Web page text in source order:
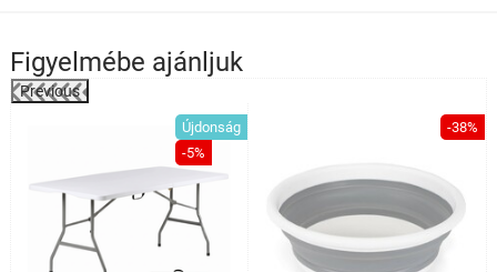
Figyelmébe ajánljuk
Previous
Újdonság
-5%
-38%